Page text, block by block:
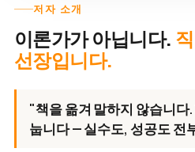
저자 소개
이론가가 아닙니다.
선장입니다.
"책을 옮겨 말하지 않습니다
눕니다 — 실수도, 성공도 전